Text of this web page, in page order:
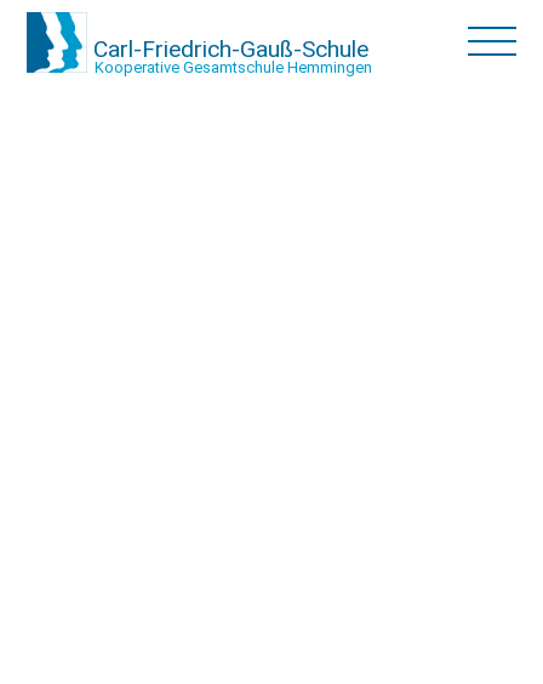
Carl-Friedrich-Gauß-Schule
Kooperative Gesamtschule Hemmingen